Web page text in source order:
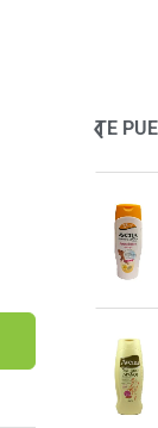
TE
Hand